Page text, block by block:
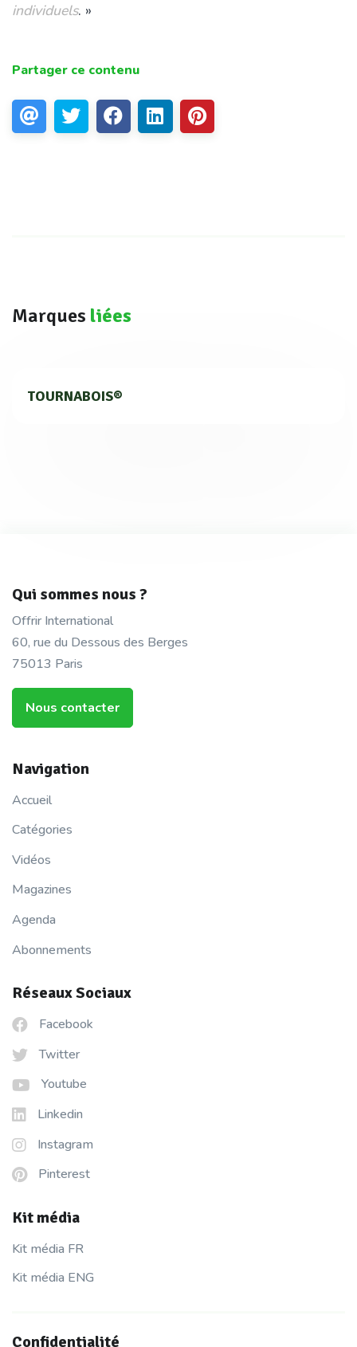
individuels. »
Partager ce contenu
Marques liées
TOURNABOIS®
Qui sommes nous ?
Offrir International
60, rue du Dessous des Berges
75013 Paris
Nous contacter
Navigation
Accueil
Catégories
Vidéos
Magazines
Agenda
Abonnements
Réseaux Sociaux
Facebook
Twitter
Youtube
Linkedin
Instagram
Pinterest
Kit média
Kit média FR
Kit média ENG
Confidentialité